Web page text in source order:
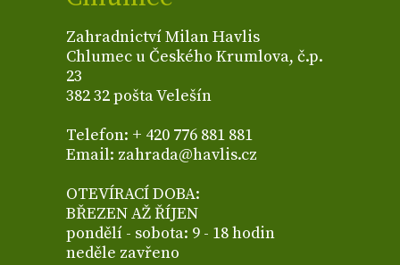
Zahradnictví Milan Havlis
Chlumec u Českého Krumlova, č.p.
23
382 32 pošta Velešín
Telefon: + 420 776 881 881
Email: zahrada@havlis.cz
OTEVÍRACÍ DOBA:
BŘEZEN AŽ ŘÍJEN
pondělí - sobota: 9 - 18 hodin
neděle zavřeno